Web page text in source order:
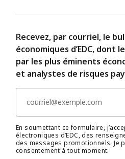
Recevez, par courriel, le
économiques d’EDC, dont
par les plus éminents
et analystes de risques
En soumettant ce formulaire,
électroniques d’EDC, des
des messages promotionnels. Je
consentement à tout moment.